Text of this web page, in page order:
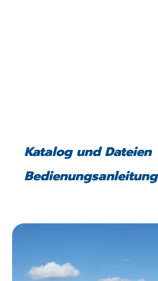
Katalog und Dateien
Bedienungsanleitung